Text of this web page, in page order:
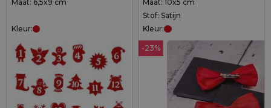
Maat: 6,5x9 cm
Kleur:
Maat: 10x5 cm
Stof: Satijn
Kleur:
-23%